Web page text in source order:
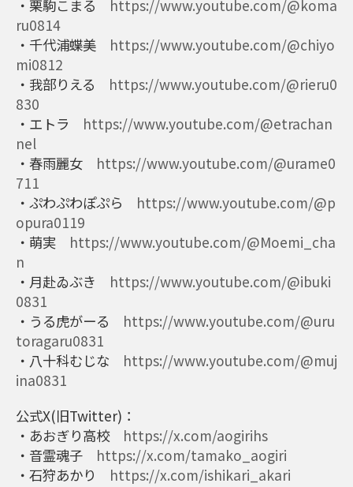
・栗駒こまる https://www.youtube.com/@koma
ru0814
・千代浦蝶美 https://www.youtube.com/@chiyo
mi0812
・我部りえる https://www.youtube.com/@rieru0
830
・エトラ https://www.youtube.com/@etrachan
nel
・春雨麗女 https://www.youtube.com/@urame0
711
・ぷわぷわぽぷら https://www.youtube.com/@p
opura0119
・萌実 https://www.youtube.com/@Moemi_cha
n
・月赴ゐぶき https://www.youtube.com/@ibuki
0831
・うる虎がーる https://www.youtube.com/@uru
toragaru0831
・八十科むじな https://www.youtube.com/@muj
ina0831
公式X(旧Twitter)：
・あおぎり高校 https://x.com/aogirihs
・音霊魂子 https://x.com/tamako_aogiri
・石狩あかり https://x.com/ishikari_akari